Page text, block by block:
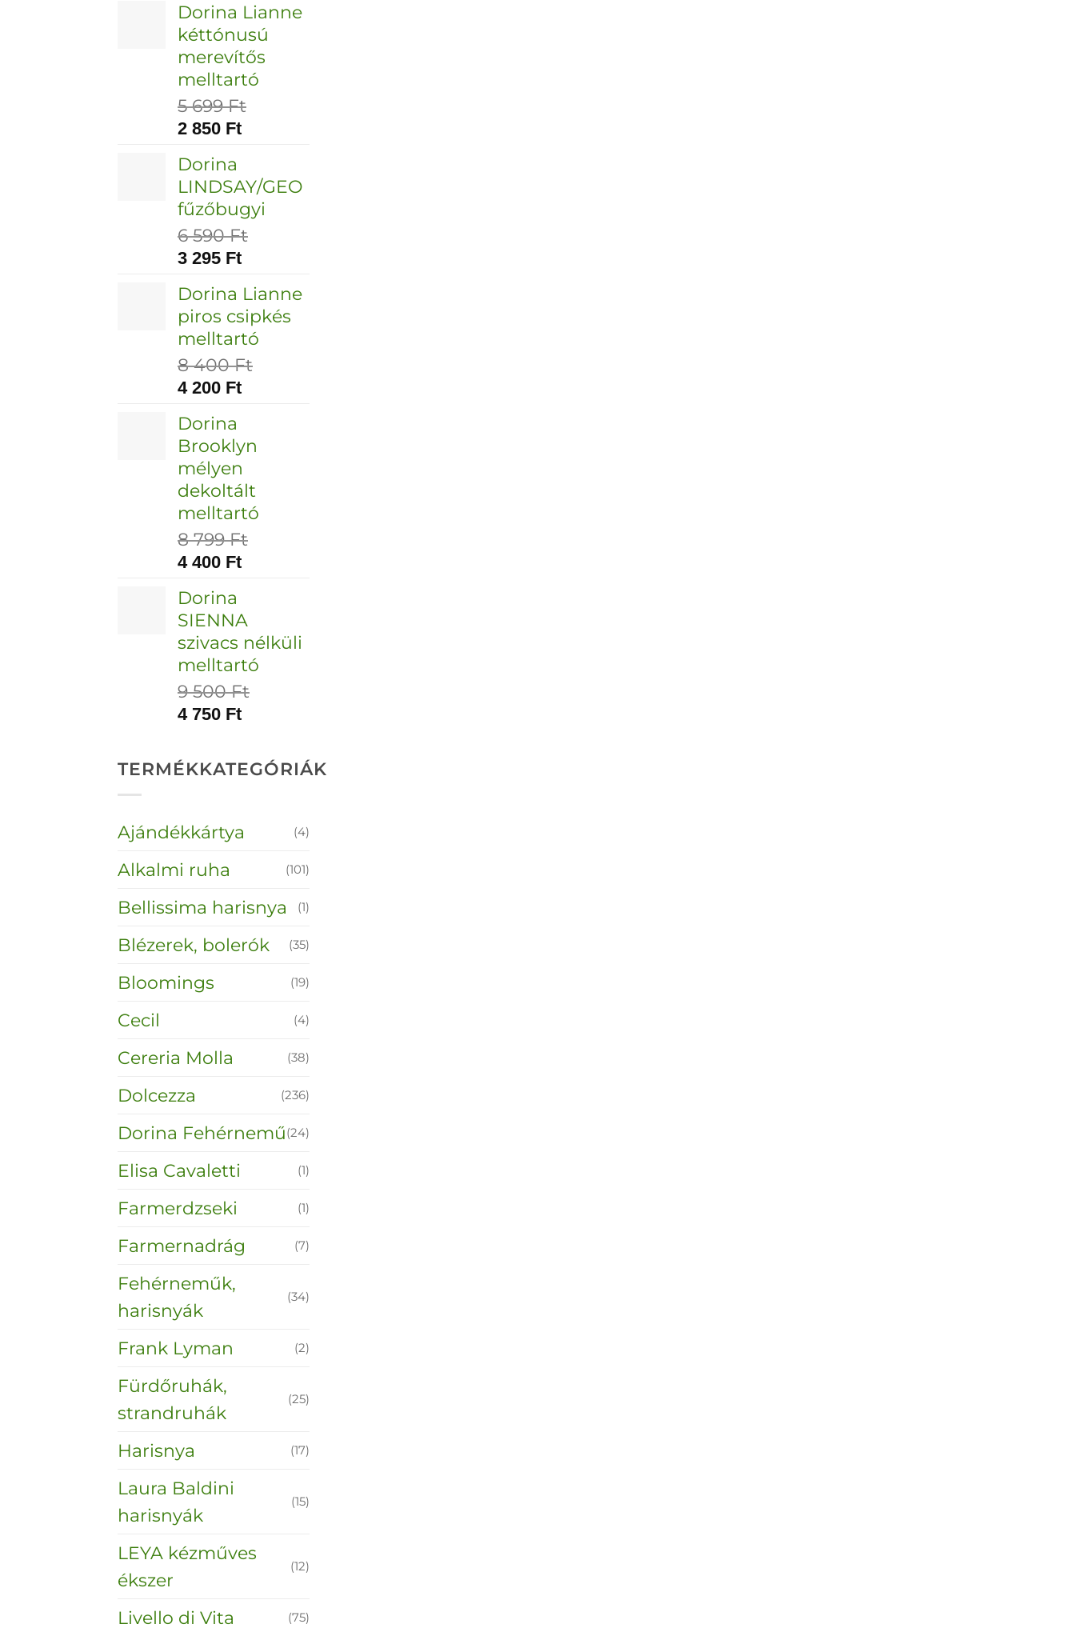
Dorina Lianne
kéttónusú
merevítős
melltartó
5 699Ft
2 850 Ft
Dorina
LINDSAY/GEO
fűzőbugyi
6 590Ft
3 295 Ft
Dorina Lianne
piros csipkés
melltartó
8 400Ft
4 200 Ft
Dorina
Brooklyn
mélyen
dekoltált
melltartó
8 799Ft
4 400 Ft
Dorina
SIENNA
szivacs nélküli
melltartó
9 500Ft
4 750 Ft
TERMÉKKATEGÓRIÁK
Ajándékkártya (4)
Alkalmi ruha (101)
Bellissima harisnya (1)
Blézerek, bolerók (35)
Bloomings (19)
Cecil (4)
Cereria Molla (38)
Dolcezza (236)
Dorina Fehérnemű(24)
Elisa Cavaletti (1)
Farmerdzseki (1)
Farmernadrág (7)
Fehérneműk,
harisnyák
(34)
Frank Lyman (2)
Fürdőruhák,
strandruhák
(25)
Harisnya (17)
Laura Baldini
harisnyák
(15)
LEYA kézműves
ékszer
(12)
Livello di Vita (75)